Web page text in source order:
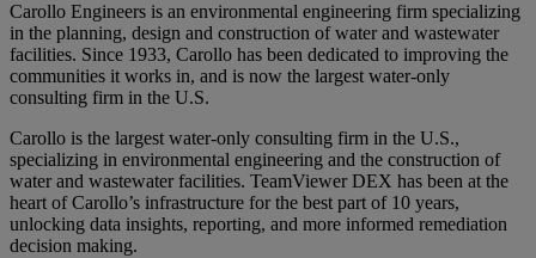
Carollo Engineers is an environmental engineering firm specializing
in the planning, design and construction of water and wastewater
facilities. Since 1933, Carollo has been dedicated to improving the
communities it works in, and is now the largest water-only
consulting firm in the U.S.
Carollo is the largest water-only consulting firm in the U.S.,
specializing in environmental engineering and the construction of
water and wastewater facilities. TeamViewer DEX has been at the
heart of Carollo’s infrastructure for the best part of 10 years,
unlocking data insights, reporting, and more informed remediation
decision making.